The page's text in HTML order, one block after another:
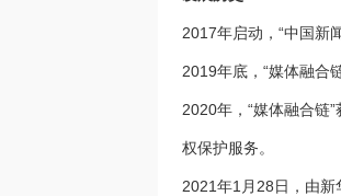
2017年启动，“中国新
2019年底，“媒体融合
2020年，“媒体融合链
权保护服务。
2021年1月28日，由新